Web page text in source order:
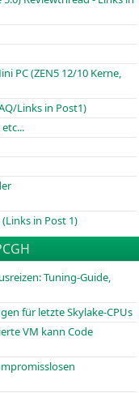
PC (ZEN5 12/10 Kerne,
Links in Post1)
in Post 1)
Tuning-Guide,
für letzte Skylake-CPUs
VM kann Code